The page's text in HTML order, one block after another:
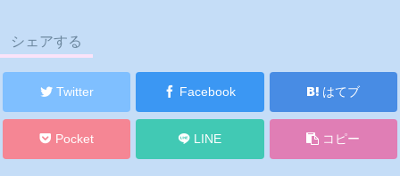
シェアする
Twitter Facebook はてブ
Pocket LINE コピー